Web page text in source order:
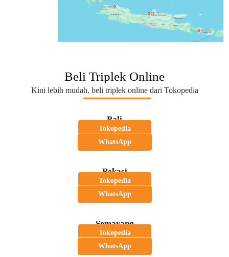
Beli Triplek Online
Kini lebih mudah, beli triplek online dari Tokopedia
Bali
Tokopedia
WhatsApp
Bekasi
Tokopedia
WhatsApp
Semarang
Tokopedia
WhatsApp